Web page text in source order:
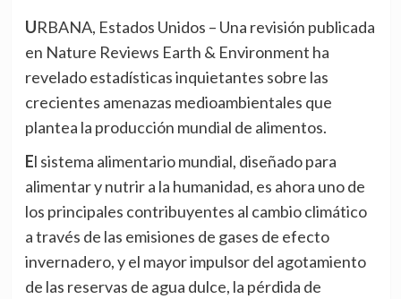
URBANA, Estados Unidos – Una revisión publicada
en Nature Reviews Earth & Environment ha
revelado estadísticas inquietantes sobre las
crecientes amenazas medioambientales que
plantea la producción mundial de alimentos.
El sistema alimentario mundial, diseñado para
alimentar y nutrir a la humanidad, es ahora uno de
los principales contribuyentes al cambio climático
a través de las emisiones de gases de efecto
invernadero, y el mayor impulsor del agotamiento
de las reservas de agua dulce, la pérdida de